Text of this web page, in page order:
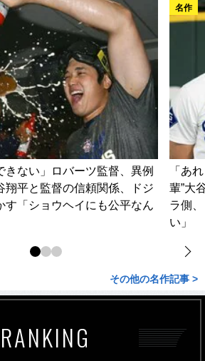
きない」ロバーツ監督、異例
平と監督の信頼関係、ドジ
す「ショウヘイにも公平なん
名作
「あ
輩”大
ラ側
い」
その他の名作記事 >
RANKING